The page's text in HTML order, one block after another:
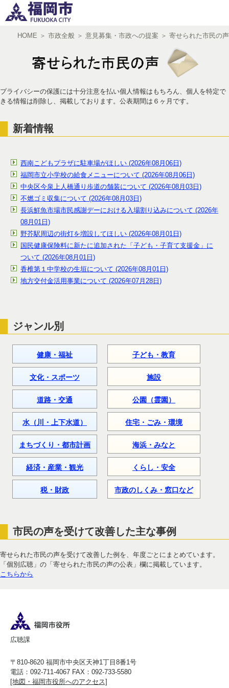
文字サイズ
HOME ＞ 市政全般 ＞ 意見募集・市政への提案 ＞ 寄せられた市民の声
プライバシーの保護には十分注意を払い個人情報はもちろん、個人を特定で
きる情報は削除し、掲載しております。公表期間は６ヶ月です。
新着情報
西南こどもプラザに駐車場がほしい (2026年08月06日)
福岡市立小学校の給食メニューについて (2026年08月06日)
中央区今泉上人橋通り歩道の舗装について (2026年08月03日)
不燃ゴミ収集について (2026年08月03日)
長浜鮮魚市場市民感謝デーにおける入場割り込みについて (2026年
08月01日)
野芥駅周辺の街灯を増設してほしい (2026年08月01日)
国民健康保険料に新たに追加された「子ども・子育て支援金」に
ついて (2026年08月01日)
香椎第１中学校の生垣について (2026年08月01日)
地方交付金活用事業について (2026年07月28日)
ジャンル別
健康・福祉 子ども・教育
文化・スポーツ 施設
道路・交通 公園（霊園）
水（川・上下水道） 住宅・ごみ・環境
まちづくり・都市計画 海浜・みなと
経済・産業・観光 くらし・安全
税・財政 市政のしくみ・窓口など
市民の声を受けて改善した主な事例
寄せられた市民の声を受けて改善した例を、年度ごとにまとめています。
「個別広聴」の「寄せられた市民の声の公表」欄に掲載しています。
こちらから
広聴課
〒810-8620 福岡市中央区天神1丁目8番1号
電話：092-711-4067 FAX：092-733-5580
[地図・福岡市役所へのアクセス]